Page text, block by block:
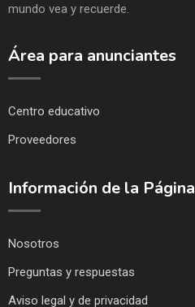
mundo vea y recuerde.
Área para anunciantes
Centro educativo
Proveedores
Información de la Página
Nosotros
Preguntas y respuestas
Aviso legal y de privacidad